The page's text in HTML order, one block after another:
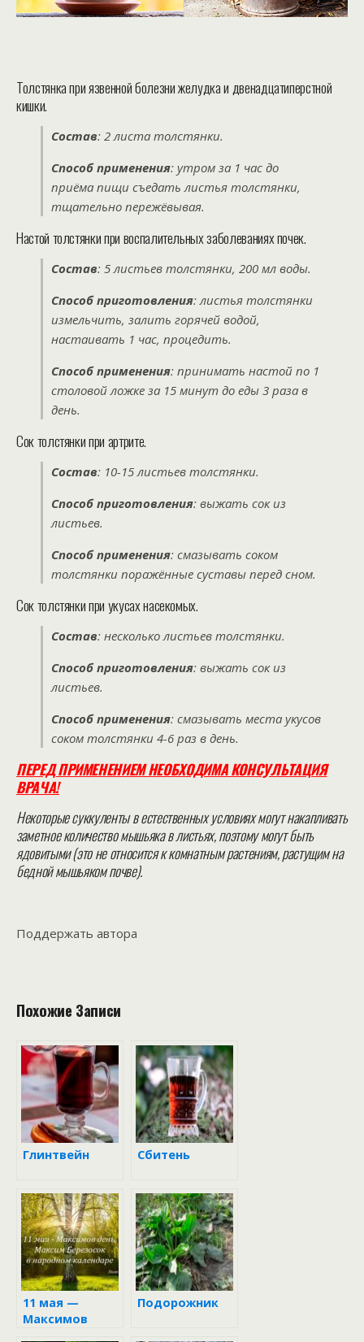
Толстянка при язвенной болезни желудка и двенадцатиперстной
кишки.
Состав: 2 листа толстянки.
Способ применения: утром за 1 час до
приёма пищи съедать листья толстянки,
тщательно пережёвывая.
Настой толстянки при воспалительных заболеваниях почек.
Состав: 5 листьев толстянки, 200 мл воды.
Способ приготовления: листья толстянки
измельчить, залить горячей водой,
настаивать 1 час, процедить.
Способ применения: принимать настой по 1
столовой ложке за 15 минут до еды 3 раза в
день.
Сок толстянки при артрите.
Состав: 10-15 листьев толстянки.
Способ приготовления: выжать сок из
листьев.
Способ применения: смазывать соком
толстянки поражённые суставы перед сном.
Сок толстянки при укусах насекомых.
Состав: несколько листьев толстянки.
Способ приготовления: выжать сок из
листьев.
Способ применения: смазывать места укусов
соком толстянки 4-6 раз в день.
ПЕРЕД ПРИМЕНЕНИЕМ НЕОБХОДИМА КОНСУЛЬТАЦИЯ
ВРАЧА!
Некоторые суккуленты в естественных условиях могут накапливать
заметное количество мышьяка в листьях, поэтому могут быть
ядовитыми (это не относится к комнатным растениям, растущим на
бедной мышьяком почве).
Поддержать автора
Похожие Записи
Глинтвейн Сбитень
11 мая —
Максимов
Подорожник